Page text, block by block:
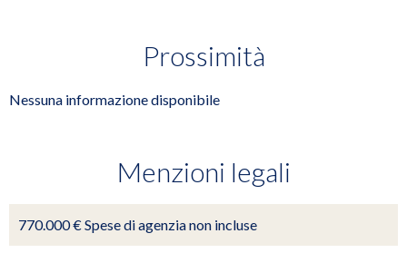
Prossimità
Nessuna informazione disponibile
Menzioni legali
770.000 € Spese di agenzia non incluse